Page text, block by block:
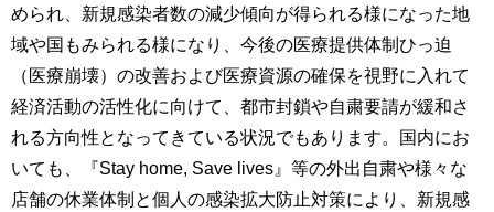
入
情
報
を
般・
地
域
方
教
められ、新規感染者数の減少傾向が得られる様になった地
域や国もみられる様になり、今後の医療提供体制ひっ迫
（医療崩壊）の改善および医療資源の確保を視野に入れて
経済活動の活性化に向けて、都市封鎖や自粛要請が緩和さ
れる方向性となってきている状況でもあります。国内にお
いても、『Stay home, Save lives』等の外出自粛や様々な
店舗の休業体制と個人の感染拡大防止対策により、新規感